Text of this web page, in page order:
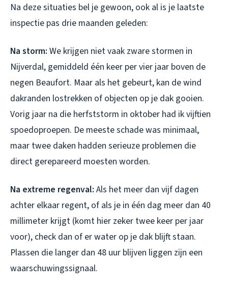
Na deze situaties bel je gewoon, ook al is je laatste
inspectie pas drie maanden geleden:
Na storm: We krijgen niet vaak zware stormen in
Nijverdal, gemiddeld één keer per vier jaar boven de
negen Beaufort. Maar als het gebeurt, kan de wind
dakranden lostrekken of objecten op je dak gooien.
Vorig jaar na die herfststorm in oktober had ik vijftien
spoedoproepen. De meeste schade was minimaal,
maar twee daken hadden serieuze problemen die
direct gerepareerd moesten worden.
Na extreme regenval: Als het meer dan vijf dagen
achter elkaar regent, of als je in één dag meer dan 40
millimeter krijgt (komt hier zeker twee keer per jaar
voor), check dan of er water op je dak blijft staan.
Plassen die langer dan 48 uur blijven liggen zijn een
waarschuwingssignaal.